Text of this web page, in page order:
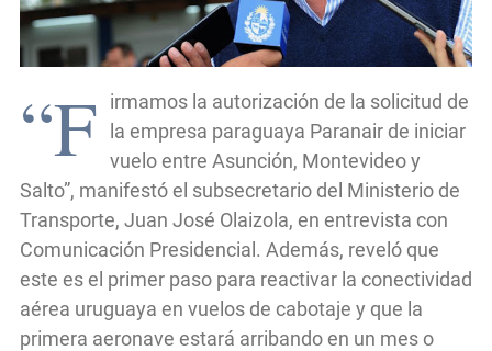
“F
irmamos la autorización de la solicitud de
la empresa paraguaya Paranair de iniciar
vuelo entre Asunción, Montevideo y
Salto”, manifestó el subsecretario del Ministerio de
Transporte, Juan José Olaizola, en entrevista con
Comunicación Presidencial. Además, reveló que
este es el primer paso para reactivar la conectividad
aérea uruguaya en vuelos de cabotaje y que la
primera aeronave estará arribando en un mes o